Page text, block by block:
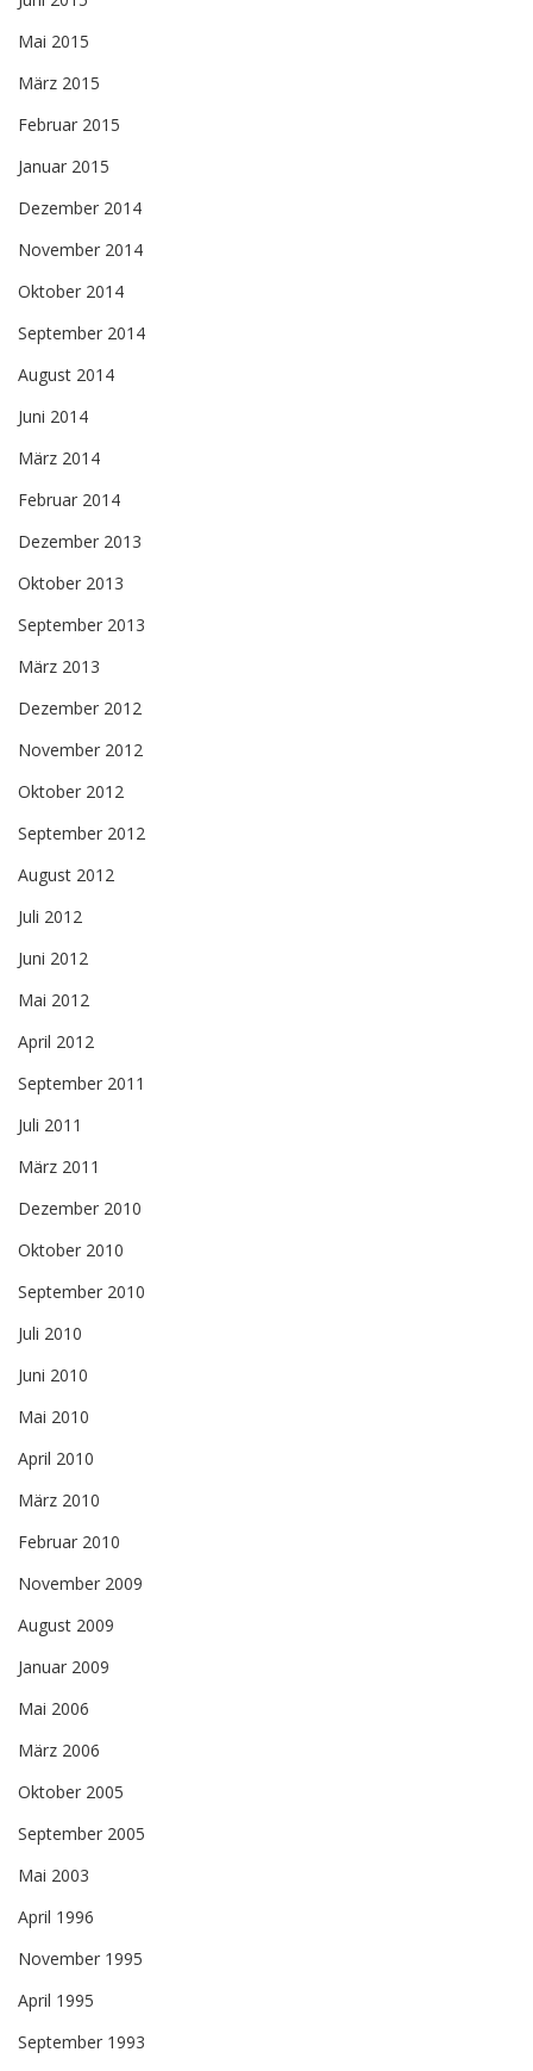
Mai 2015
März 2015
Februar 2015
Januar 2015
Dezember 2014
November 2014
Oktober 2014
September 2014
August 2014
Juni 2014
März 2014
Februar 2014
Dezember 2013
Oktober 2013
September 2013
März 2013
Dezember 2012
November 2012
Oktober 2012
September 2012
August 2012
Juli 2012
Juni 2012
Mai 2012
April 2012
September 2011
Juli 2011
März 2011
Dezember 2010
Oktober 2010
September 2010
Juli 2010
Juni 2010
Mai 2010
April 2010
März 2010
Februar 2010
November 2009
August 2009
Januar 2009
Mai 2006
März 2006
Oktober 2005
September 2005
Mai 2003
April 1996
November 1995
April 1995
September 1993